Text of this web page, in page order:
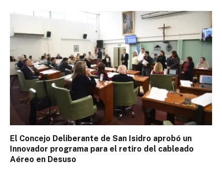
El Concejo Deliberante de San Isidro aprobó un
Innovador programa para el retiro del cableado
Aéreo en Desuso